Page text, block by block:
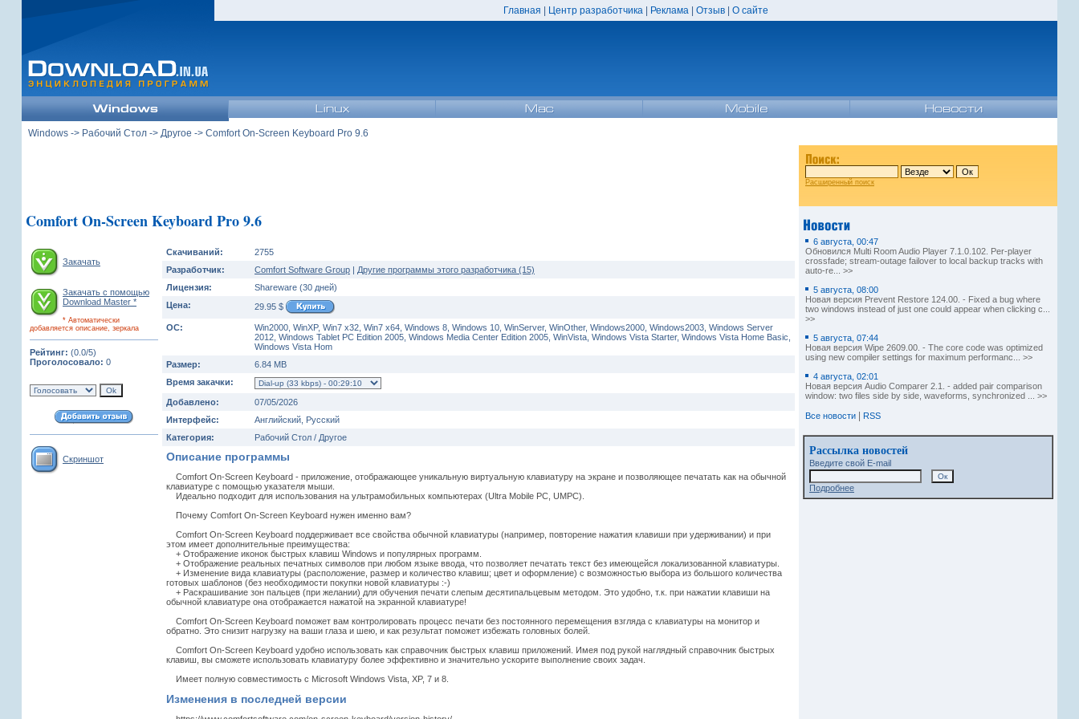
Главная Центр разработчика| Реклама| Отзыв| О сайте
Windows -> Рабочий Стол -> Другое -> Comfort On-Screen Keyboard Pro 9.6
Расширенный поиск
Comfort On-Screen Keyboard Pro 9.6
Закачать
Закачать с помощью
Download Master *
* Автоматически
добавляется описание, зеркала
Рейтинг: (0.0/5)
Проголосовало: 0
Скриншот
Скачиваний:
2755
Разработчик:
Comfort Software Group | Другие программы этого разработчика (15)
Лицензия:
Shareware (30 дней)
Цена:
29.95 $
ОС:
Win2000, WinXP, Win7 x32, Win7 x64, Windows 8, Windows 10, WinServer, WinOther, Windows2000, Windows2003, Windows Server
2012, Windows Tablet PC Edition 2005, Windows Media Center Edition 2005, WinVista, Windows Vista Starter, Windows Vista Home Basic,
Windows Vista Hom
Размер:
6.84 MB
Время закачки:
Добавлено:
07/05/2026
Интерфейс:
Английский, Русский
Категория:
Рабочий Стол / Другое
Описание программы
Comfort On-Screen Keyboard - приложение, отображающее уникальную виртуальную клавиатуру на экране и позволяющее печатать как на обычной
клавиатуре с помощью указателя мыши.
Идеально подходит для использования на ультрамобильных компьютерах (Ultra Mobile PC, UMPC).
Почему Comfort On-Screen Keyboard нужен именно вам?
Comfort On-Screen Keyboard поддерживает все свойства обычной клавиатуры (например, повторение нажатия клавиши при удерживании) и при
этом имеет дополнительные преимущества:
+ Отображение иконок быстрых клавиш Windows и популярных программ.
+ Отображение реальных печатных символов при любом языке ввода, что позволяет печатать текст без имеющейся локализованной клавиатуры.
+ Изменение вида клавиатуры (расположение, размер и количество клавиш; цвет и оформление) с возможностью выбора из большого количества
готовых шаблонов (без необходимости покупки новой клавиатуры :-)
+ Раскрашивание зон пальцев (при желании) для обучения печати слепым десятипальцевым методом. Это удобно, т.к. при нажатии клавиши на
обычной клавиатуре она отображается нажатой на экранной клавиатуре!
Comfort On-Screen Keyboard поможет вам контролировать процесс печати без постоянного перемещения взгляда с клавиатуры на монитор и
обратно. Это снизит нагрузку на ваши глаза и шею, и как результат поможет избежать головных болей.
Comfort On-Screen Keyboard удобно использовать как справочник быстрых клавиш приложений. Имея под рукой наглядный справочник быстрых
клавиш, вы сможете использовать клавиатуру более эффективно и значительно ускорите выполнение своих задач.
Имеет полную совместимость с Microsoft Windows Vista, XP, 7 и 8.
Изменения в последней версии
6 августа, 00:47
Обновился Multi Room Audio Player 7.1.0.102. Per-player
crossfade; stream-outage failover to local backup tracks with
auto-re... >>
5 августа, 08:00
Новая версия Prevent Restore 124.00. - Fixed a bug where
two windows instead of just one could appear when clicking c...
>>
5 августа, 07:44
Новая версия Wipe 2609.00. - The core code was optimized
using new compiler settings for maximum performanc... >>
4 августа, 02:01
Новая версия Audio Comparer 2.1. - added pair comparison
window: two files side by side, waveforms, synchronized ... >>
Все новости RSS
Рассылка новостей
Введите свой E-mail
Подробнее